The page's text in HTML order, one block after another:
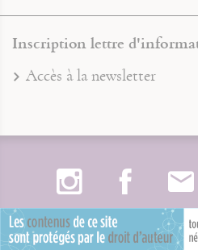
Inscription lettre
Accès à la newsletter